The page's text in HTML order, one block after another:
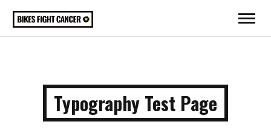
Typography Test Page